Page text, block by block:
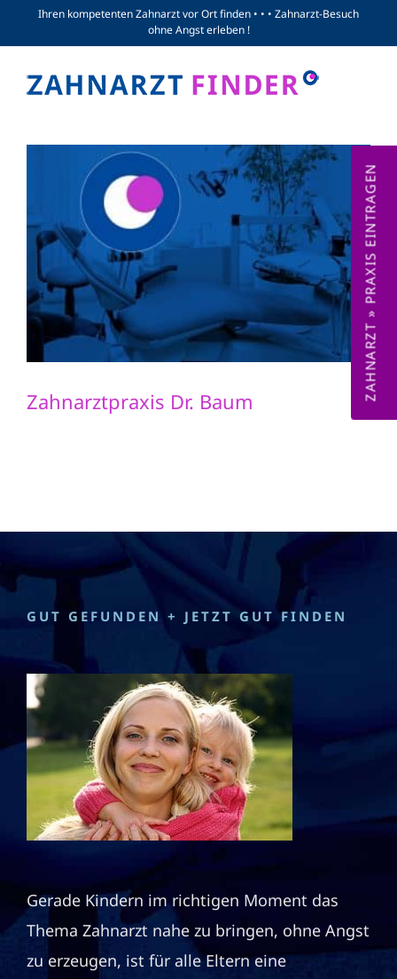
Inhalt
springen
Ihren kompetenten Zahnarzt vor Ort finden • • • Zahnarzt-Besuch
ohne Angst erleben !
Zahnarztpraxis Dr. Baum
GUT GEFUNDEN + JETZT GUT FINDEN
Gerade Kindern im richtigen Moment das
Thema Zahnarzt nahe zu bringen, ohne Angst
zu erzeugen, ist für alle Eltern eine
ZAHNARZT » PRAXIS EINTRAGEN